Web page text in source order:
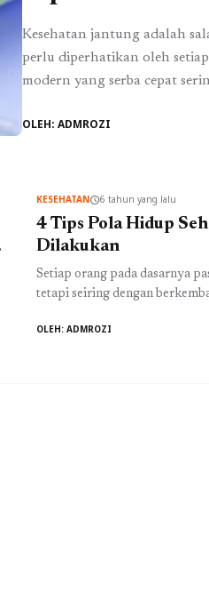
Kesehatan jantung adalah
perlu diperhatikan oleh
modern yang serba cepat
Padahal, penyakit jantung
banyak tips berharga untuk
kesehatan jantung. ...Baca
OLEH: ADMROZI
KESEHATANschedule6 tahun yang lalu
4 Tips Pola Hidup
Dilakukan
Setiap orang pada dasarnya
tetapi seiring dengan
terjaganya kesehatan.
OLEH: ADMROZI